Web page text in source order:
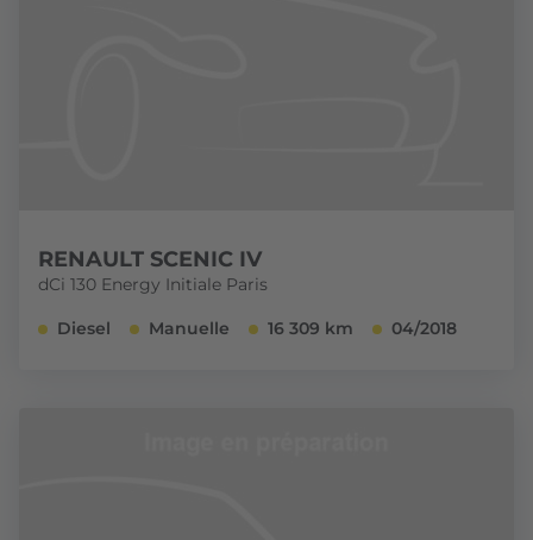
RENAULT SCENIC IV
dCi 130 Energy Initiale Paris
Diesel Manuelle 16 309 km 04/2018